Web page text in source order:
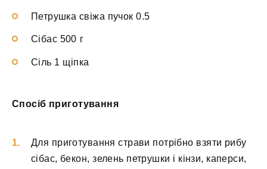
Петрушка свіжа пучок 0.5
Сібас 500 г
Сіль 1 щіпка
Спосіб приготування
Для приготування страви потрібно взяти рибу
сібас, бекон, зелень петрушки і кінзи, каперси,